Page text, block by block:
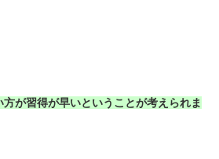
方が習得が早いということが考えられま